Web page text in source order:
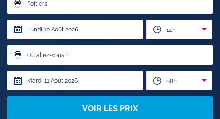
Poitiers
14h
Où allez-vous ?
08h
VOIR LES PRIX